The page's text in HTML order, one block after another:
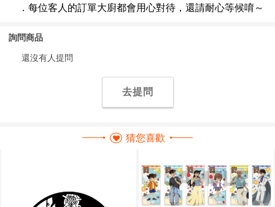
詢問商品
還沒有人提問
去提問
猜您喜歡